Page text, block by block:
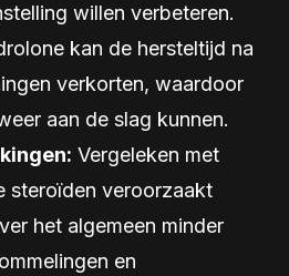
willen verbeteren.
kan de hersteltijd na
verkorten, waardoor
aan de slag kunnen.
Vergeleken met
steroïden veroorzaakt
het algemeen minder
en